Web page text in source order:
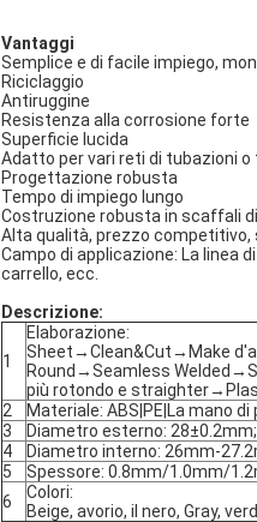
Vantaggi
Semplice e di facile impiego,
Riciclaggio
Antiruggine
Resistenza alla corrosione forte
Superficie lucida
Adatto per vari reti di tubazioni
Progettazione robusta
Tempo di impiego lungo
Costruzione robusta in scaffali
Alta qualità, prezzo
Campo di applicazione: La linea
carrello, ecc.
Descrizione:
1
Elaborazione:
Sheet→Clean&Cut→Make
Round→Seamless
più rotondo e
2
Materiale: ABS|PE|La mano
3
Diametro esterno: 28±0.2mm;
4
Diametro interno: 26mm-
5
Spessore: 0.8mm/1.0mm/
6
Colori:
Beige, avorio, il nero, Gray,